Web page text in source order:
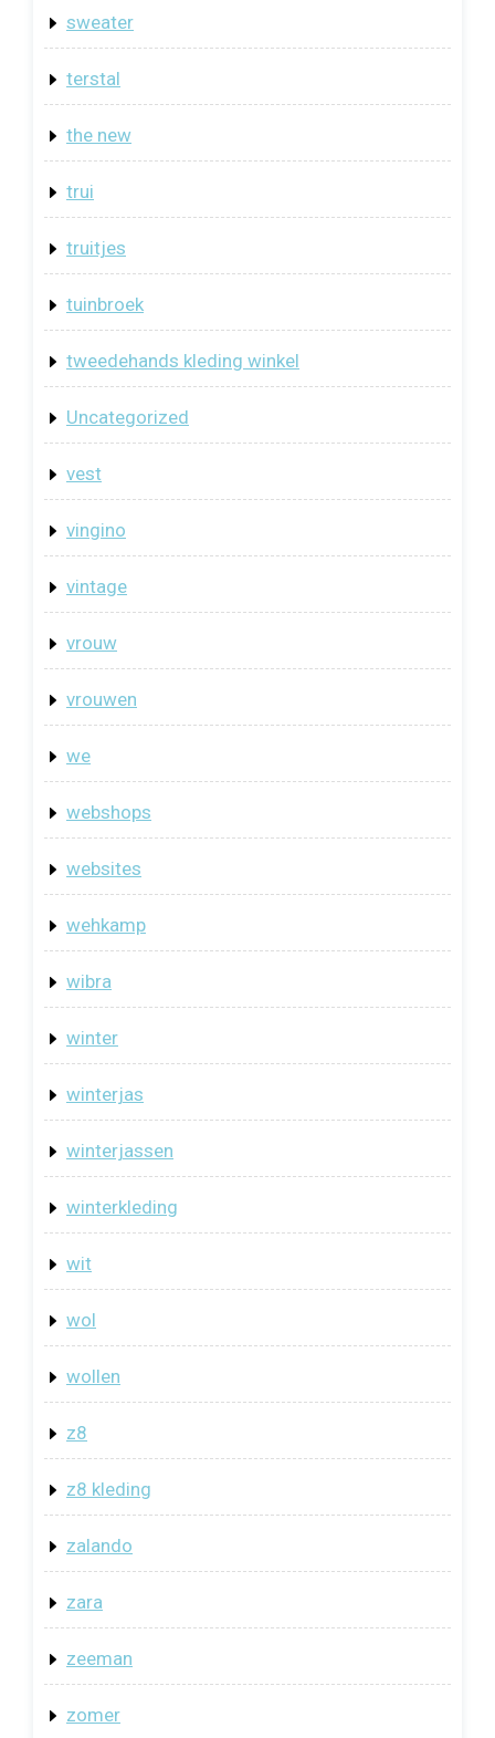
sweater
terstal
the new
trui
truitjes
tuinbroek
tweedehands kleding winkel
Uncategorized
vest
vingino
vintage
vrouw
vrouwen
we
webshops
websites
wehkamp
wibra
winter
winterjas
winterjassen
winterkleding
wit
wol
wollen
z8
z8 kleding
zalando
zara
zeeman
zomer